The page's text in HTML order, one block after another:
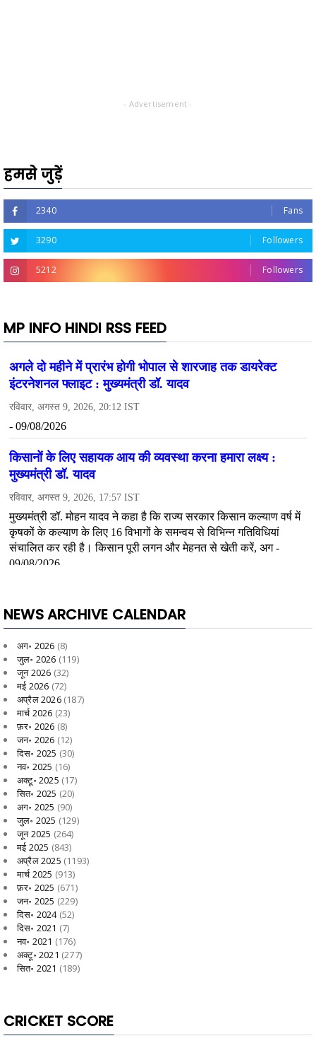
- Advertisement -
हमसे जुड़ें
2340 Fans
3290 Followers
5212 Followers
MP INFO HINDI RSS FEED
NEWS ARCHIVE CALENDAR
अग॰ 2026 (8)
जुल॰ 2026 (119)
जून 2026 (32)
मई 2026 (72)
अप्रैल 2026(187)
मार्च 2026 (23)
फ़र॰ 2026 (8)
जन॰ 2026 (12)
दिस॰ 2025 (30)
नव॰ 2025 (16)
अक्टू॰ 2025 (17)
सित॰ 2025 (20)
अग॰ 2025 (90)
जुल॰ 2025 (129)
जून 2025 (264)
मई 2025 (843)
अप्रैल 2025 (1193)
मार्च 2025 (913)
फ़र॰ 2025 (671)
जन॰ 2025 (229)
दिस॰ 2024(52)
दिस॰ 2021 (7)
नव॰ 2021 (176)
अक्टू॰ 2021 (277)
सित॰ 2021 (189)
CRICKET SCORE